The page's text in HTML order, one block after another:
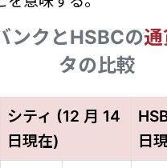
ンクとHSBCの
タの比較
シティ (12 月 14
日現在)
日